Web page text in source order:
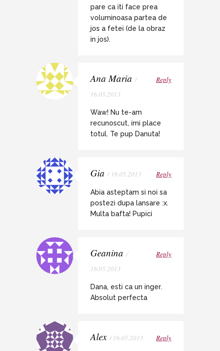
pare ca iti face prea
voluminoasa partea de
jos a fetei (de la obraz
in jos).
Ana Maria /
16.05.2013
Reply
Waw! Nu te-am
recunoscut, imi place
totul. Te pup Danuta!
Gia / 16.05.2013 Reply
Abia asteptam si noi sa
postezi dupa lansare :x.
Multa bafta! Pupici
Geanina /
16.05.2013
Reply
Dana, esti ca un inger.
Absolut perfecta
Alex / 16.05.2013 Reply